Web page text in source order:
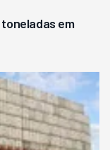
toneladas em